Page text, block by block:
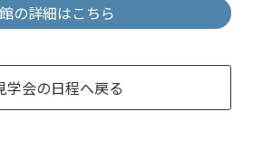
の詳細はこちら
学会の日程へ戻る